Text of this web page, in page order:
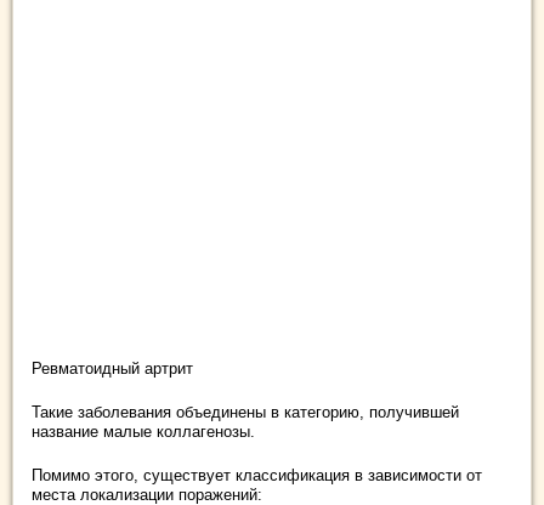
Ревматоидный артрит
Такие заболевания объединены в категорию, получившей
название малые коллагенозы.
Помимо этого, существует классификация в зависимости от
места локализации поражений: